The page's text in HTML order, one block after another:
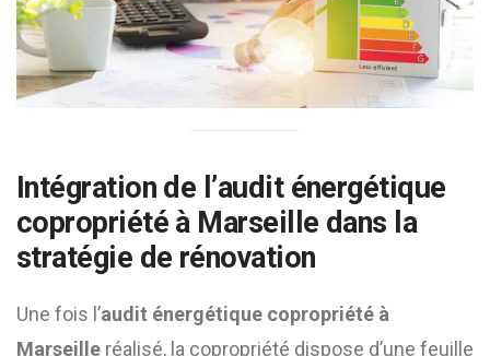
Intégration de l’audit énergétique
copropriété à Marseille dans la
stratégie de rénovation
Une fois l’audit énergétique copropriété à
Marseille réalisé, la copropriété dispose d’une feuille